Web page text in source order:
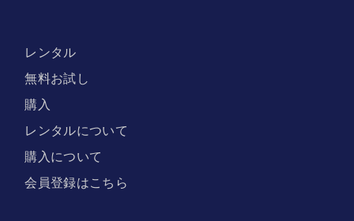
レンタル
無料お試し
購入
レンタルについて
購入について
会員登録はこちら